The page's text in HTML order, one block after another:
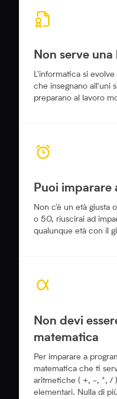
Non serve una
L'informatica si
che insegnano all'uni
preparano al lavoro
Puoi imparare
Non c'è un età giusta
o 50, riuscirai ad
qualunque età con il
Non devi
matematica
Per imparare a
matematica che ti
aritmetiche ( +, -, *, /
elementari. Nulla di